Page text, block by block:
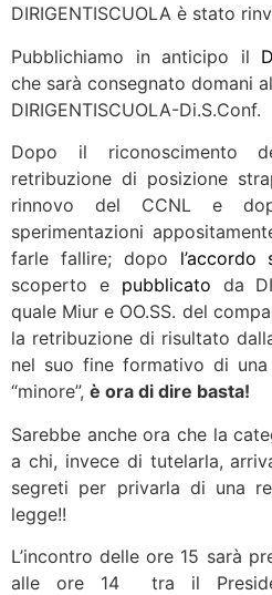
DIRIGENTISCUOLA è stato
Pubblichiamo in anticipo il
che sarà consegnato domani
DIRIGENTISCUOLA-Di.S.Conf.
Dopo il riconoscimento
retribuzione di posizione
rinnovo del CCNL e
sperimentazioni
farle fallire; dopo l’accordo
scoperto e pubblicato da
quale Miur e OO.SS. del
la retribuzione di risultato
nel suo fine formativo di una
“minore”, è ora di dire basta!
Sarebbe anche ora che la
a chi, invece di tutelarla,
segreti per privarla di una
legge!!
L’incontro delle ore 15 sarà
alle ore 14 tra il